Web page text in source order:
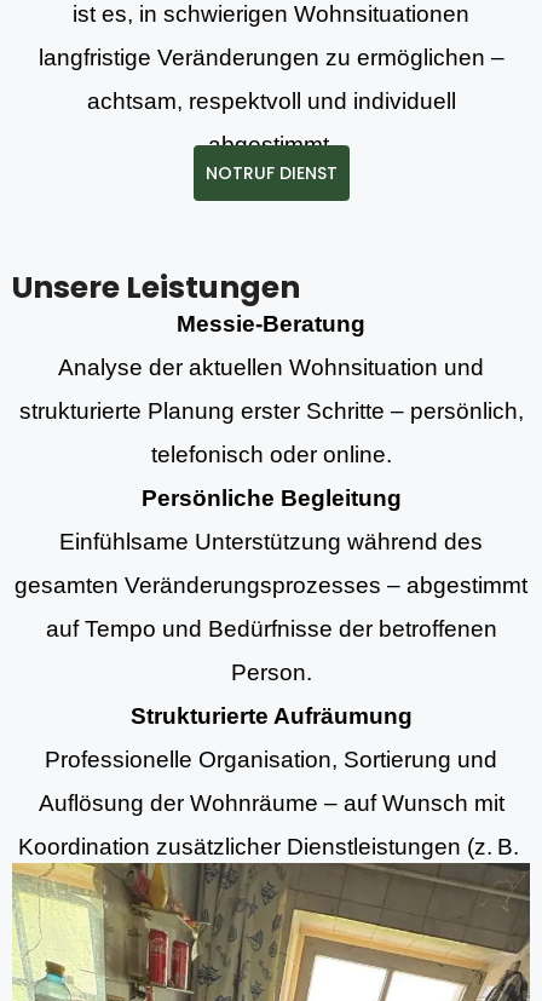
ist es, in schwierigen Wohnsituationen
langfristige Veränderungen zu ermöglichen –
achtsam, respektvoll und individuell
abgestimmt.
NOTRUF DIENST
Unsere Leistungen
Messie-Beratung
Analyse der aktuellen Wohnsituation und
strukturierte Planung erster Schritte – persönlich,
telefonisch oder online.
Persönliche Begleitung
Einfühlsame Unterstützung während des
gesamten Veränderungsprozesses – abgestimmt
auf Tempo und Bedürfnisse der betroffenen
Person.
Strukturierte Aufräumung
Professionelle Organisation, Sortierung und
Auflösung der Wohnräume – auf Wunsch mit
Koordination zusätzlicher Dienstleistungen (z. B.
Aufräumung, Entrümpelungsdiensten und
Grundreinigung).